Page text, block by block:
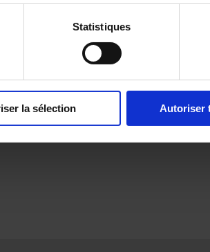
Statistiques
la sélection Autoriser